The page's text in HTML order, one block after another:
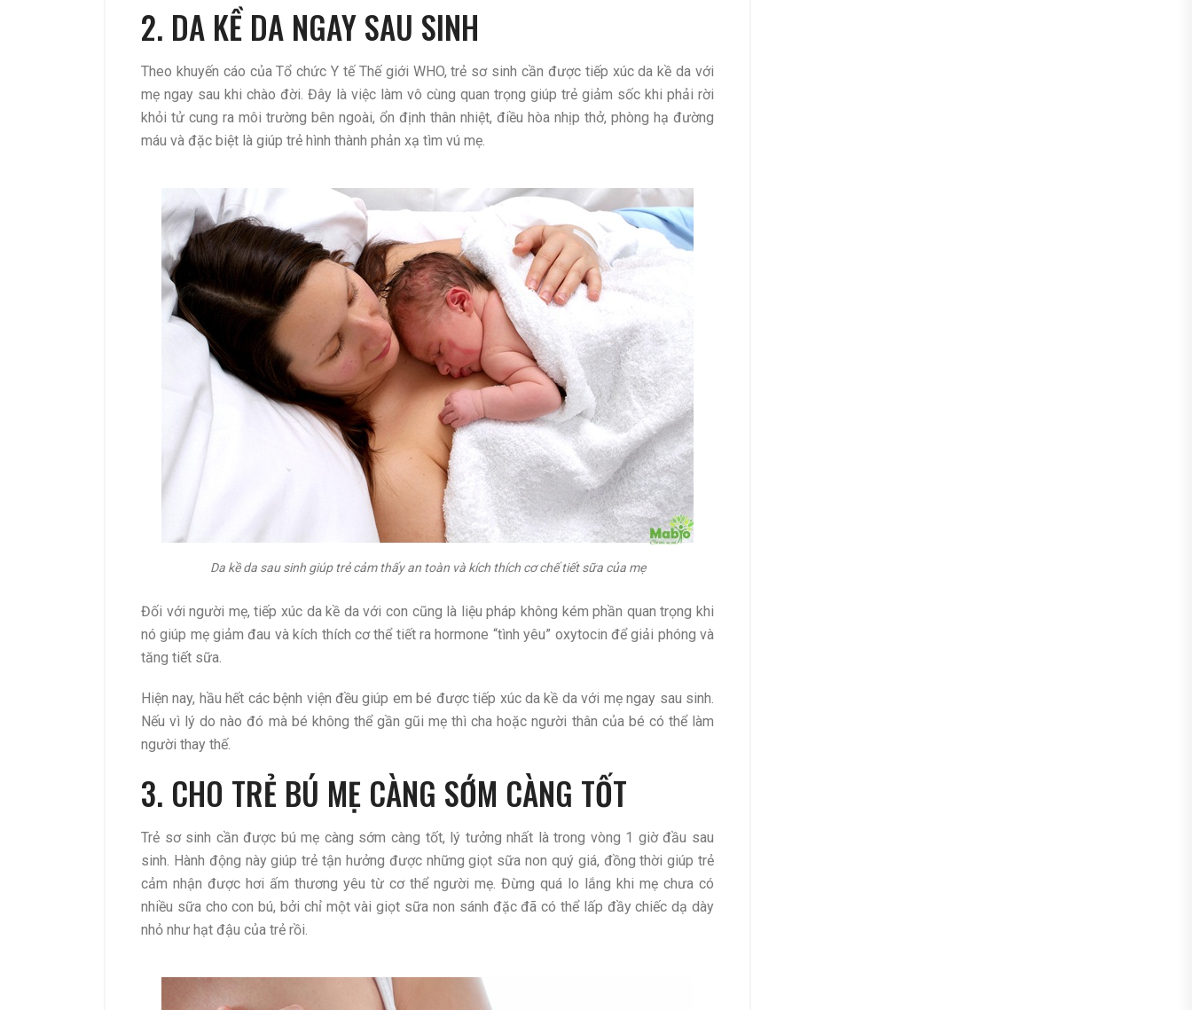
2. DA KỀ DA NGAY SAU SINH
Theo khuyến cáo của Tổ chức Y tế Thế giới WHO, trẻ sơ sinh cần được tiếp xúc da kề da với
mẹ ngay sau khi chào đời. Đây là việc làm vô cùng quan trọng giúp trẻ giảm sốc khi phải rời
khỏi tử cung ra môi trường bên ngoài, ổn định thân nhiệt, điều hòa nhịp thở, phòng hạ đường
máu và đặc biệt là giúp trẻ hình thành phản xạ tìm vú mẹ.
Da kề da sau sinh giúp trẻ cảm thấy an toàn và kích thích cơ chế tiết sữa của mẹ
Đối với người mẹ, tiếp xúc da kề da với con cũng là liệu pháp không kém phần quan trọng khi
nó giúp mẹ giảm đau và kích thích cơ thể tiết ra hormone “tình yêu” oxytocin để giải phóng và
tăng tiết sữa.
Hiện nay, hầu hết các bệnh viện đều giúp em bé được tiếp xúc da kề da với mẹ ngay sau sinh.
Nếu vì lý do nào đó mà bé không thể gần gũi mẹ thì cha hoặc người thân của bé có thể làm
người thay thế.
3. CHO TRẺ BÚ MẸ CÀNG SỚM CÀNG TỐT
Trẻ sơ sinh cần được bú mẹ càng sớm càng tốt, lý tưởng nhất là trong vòng 1 giờ đầu sau
sinh. Hành động này giúp trẻ tận hưởng được những giọt sữa non quý giá, đồng thời giúp trẻ
cảm nhận được hơi ấm thương yêu từ cơ thể người mẹ. Đừng quá lo lắng khi mẹ chưa có
nhiều sữa cho con bú, bởi chỉ một vài giọt sữa non sánh đặc đã có thể lấp đầy chiếc dạ dày
nhỏ như hạt đậu của trẻ rồi.